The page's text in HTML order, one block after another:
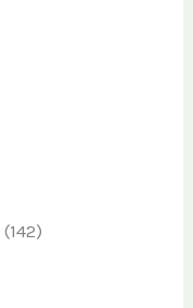
(142)